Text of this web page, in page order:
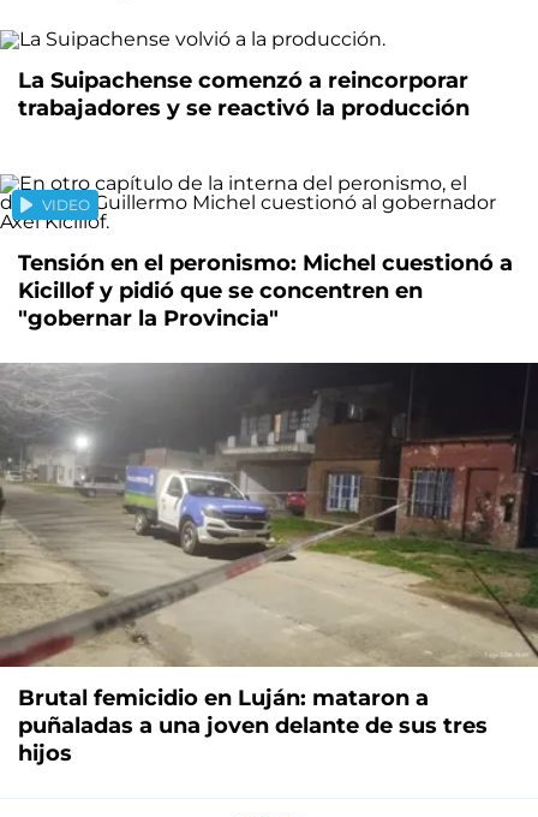
La Suipachense comenzó a reincorporar
trabajadores y se reactivó la producción
VIDEO
Tensión en el peronismo: Michel cuestionó a
Kicillof y pidió que se concentren en
"gobernar la Provincia"
Brutal femicidio en Luján: mataron a
puñaladas a una joven delante de sus tres
hijos